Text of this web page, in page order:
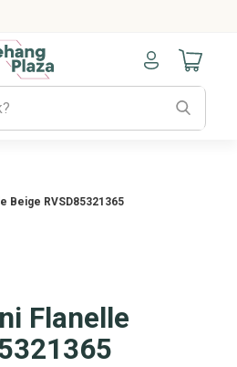
Naar
Beige RVSD85321365
Flanelle